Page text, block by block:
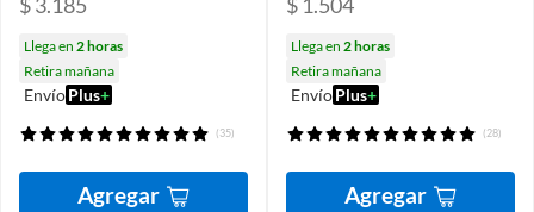
Llega en 2 horas
Retira mañana
EnvíoPlus+
(35)
Agregar
Llega en 2 horas
Retira mañana
EnvíoPlus+
(28)
Agregar